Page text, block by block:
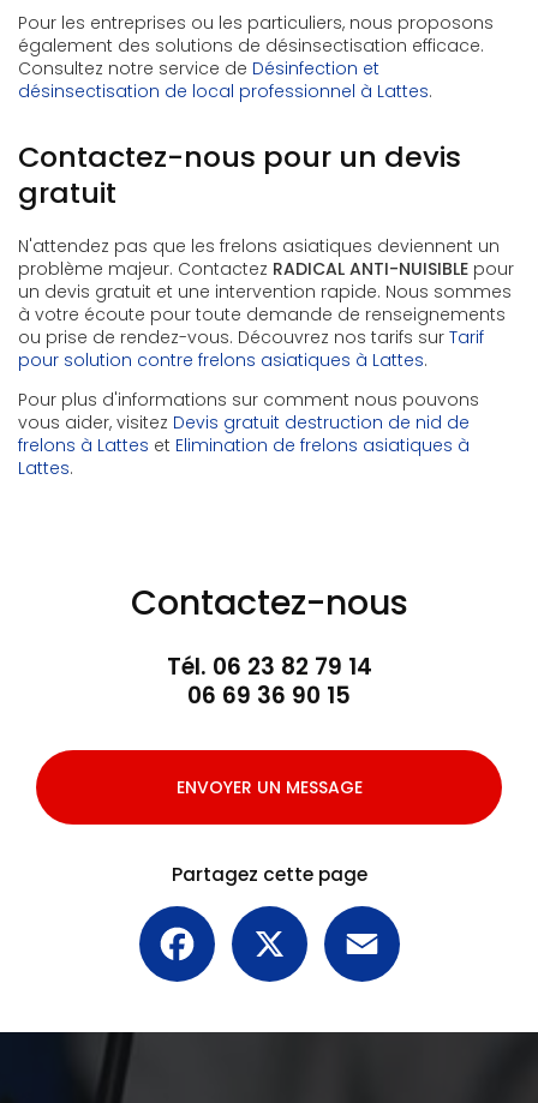
Pour les entreprises ou les particuliers, nous proposons
également des solutions de désinsectisation efficace.
Consultez notre service de Désinfection et
désinsectisation de local professionnel à Lattes.
Contactez-nous pour un devis
gratuit
N'attendez pas que les frelons asiatiques deviennent un
problème majeur. Contactez RADICAL ANTI-NUISIBLE pour
un devis gratuit et une intervention rapide. Nous sommes
à votre écoute pour toute demande de renseignements
ou prise de rendez-vous. Découvrez nos tarifs sur Tarif
pour solution contre frelons asiatiques à Lattes.
Pour plus d'informations sur comment nous pouvons
vous aider, visitez Devis gratuit destruction de nid de
frelons à Lattes et Elimination de frelons asiatiques à
Lattes.
Contactez-nous
Tél. 06 23 82 79 14
06 69 36 90 15
ENVOYER UN MESSAGE
Partagez cette page
Facebook